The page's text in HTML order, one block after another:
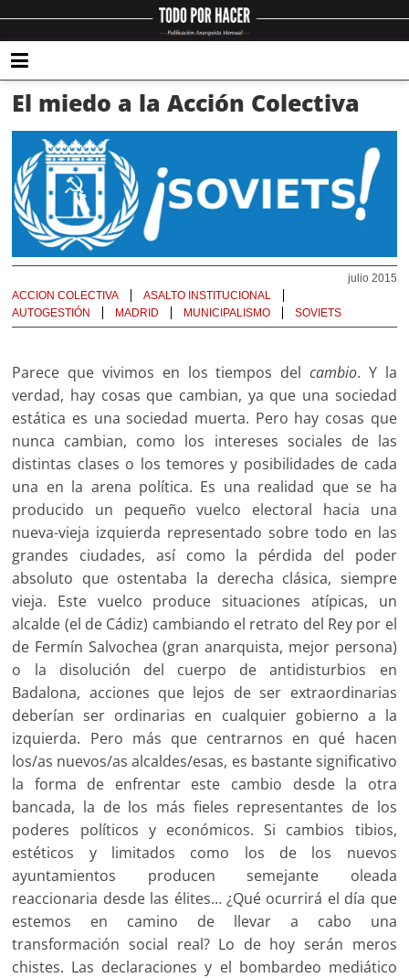
El miedo a la Acción Colectiva
julio 2015
ACCION COLECTIVA
ASALTO INSTITUCIONAL
AUTOGESTIÓN
MADRID MUNICIPALISMO SOVIETS
Parece que vivimos en los tiempos del cambio. Y la
verdad, hay cosas que cambian, ya que una sociedad
estática es una sociedad muerta. Pero hay cosas que
nunca cambian, como los intereses sociales de las
distintas clases o los temores y posibilidades de cada
una en la arena política. Es una realidad que se ha
producido un pequeño vuelco electoral hacia una
nueva-vieja izquierda representado sobre todo en las
grandes ciudades, así como la pérdida del poder
absoluto que ostentaba la derecha clásica, siempre
vieja. Este vuelco produce situaciones atípicas, un
alcalde (el de Cádiz) cambiando el retrato del Rey por el
de Fermín Salvochea (gran anarquista, mejor persona)
o la disolución del cuerpo de antidisturbios en
Badalona, acciones que lejos de ser extraordinarias
deberían ser ordinarias en cualquier gobierno a la
izquierda. Pero más que centrarnos en qué hacen
los/as nuevos/as alcaldes/esas, es bastante significativo
la forma de enfrentar este cambio desde la otra
bancada, la de los más fieles representantes de los
poderes políticos y económicos. Si cambios tibios,
estéticos y limitados como los de los nuevos
ayuntamientos producen semejante oleada
reaccionaria desde las élites… ¿Qué ocurrirá el día que
estemos en camino de llevar a cabo una
transformación social real? Lo de hoy serán meros
chistes. Las declaraciones y el bombardeo mediático